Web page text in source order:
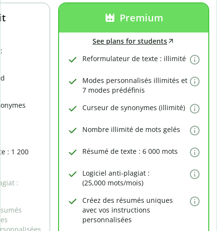
: 1 200
:
Premium
See plans for students
Reformulateur de texte : illimité
Modes personnalisés illimités et
7 modes prédéfinis
Curseur de synonymes (illimité)
Nombre illimité de mots gelés
Résumé de texte : 6 000 mots
Logiciel anti-plagiat :
(25,000 mots/mois)
Créez des résumés uniques
avec vos instructions
personnalisées